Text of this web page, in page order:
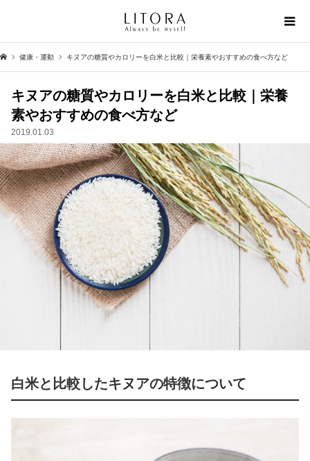
健康・運動 キヌアの糖質やカロリーを白米と比較｜栄養素やおすすめの食べ方など
キヌアの糖質やカロリーを白米と比較｜栄養
素やおすすめの食べ方など
2019.01.03
白米と比較したキヌアの特徴について